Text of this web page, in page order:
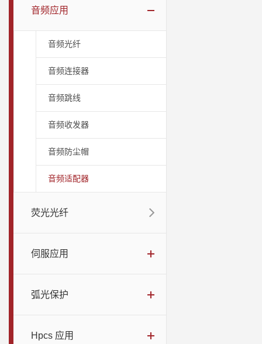
音频应用
音频光纤
音频连接器
音频跳线
音频收发器
音频防尘帽
音频适配器
荧光光纤
伺服应用
弧光保护
Hpcs 应用